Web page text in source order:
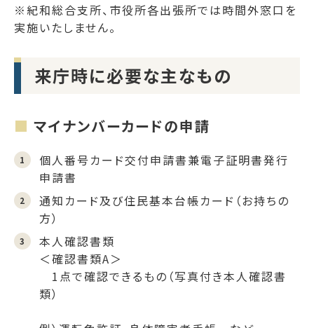
※紀和総合支所、市役所各出張所では時間外窓口を
実施いたしません。
来庁時に必要な主なもの
マイナンバーカードの申請
個人番号カード交付申請書兼電子証明書発行
申請書
通知カード及び住民基本台帳カード（お持ちの
方）
本人確認書類
＜確認書類A＞
1点で確認できるもの（写真付き本人確認書
類）